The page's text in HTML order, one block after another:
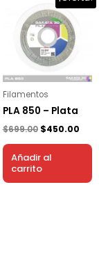
Filamentos
PLA 850 – Plata
$699.00
precio
original
era:
$699.00.
$450.00
Añadir al
carrito